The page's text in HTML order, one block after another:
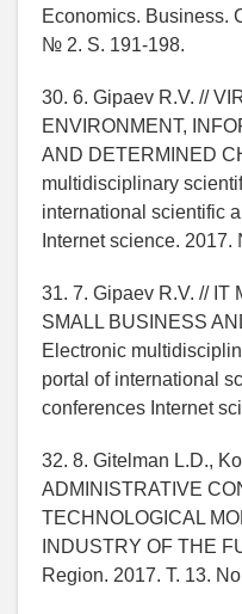
Economics. Business.
№ 2. S. 191-198.
30. 6. Gipaev R.V. //
ENVIRONMENT,
AND DETERMINED
multidisciplinary
international scientific
Internet science.
31. 7. Gipaev R.V. // IT
SMALL BUSINESS
Electronic
portal of international
conferences Internet
32. 8. Gitelman L.D.,
ADMINISTRATIVE
TECHNOLOGICAL
INDUSTRY OF THE
Region. 2017. T. 13.